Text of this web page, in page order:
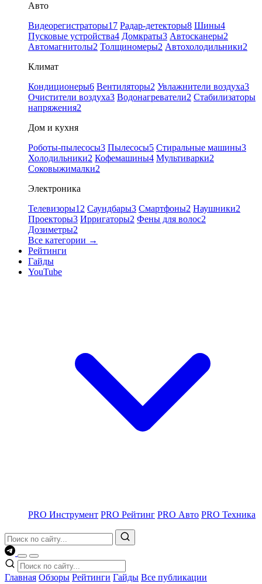
Авто
Видеорегистраторы17 Радар-детекторы8 Шины4
Пусковые устройства4 Домкраты3 Автосканеры2
Автомагнитолы2 Толщиномеры2 Автохолодильники2
Климат
Кондиционеры6 Вентиляторы2 Увлажнители воздуха3
Очистители воздуха3 Водонагреватели2 Стабилизаторы
напряжения2
Дом и кухня
Роботы-пылесосы3 Пылесосы5 Стиральные машины3
Холодильники2 Кофемашины4 Мультиварки2
Соковыжималки2
Электроника
Телевизоры12 Саундбары3 Смартфоны2 Наушники2
Проекторы3 Ирригаторы2 Фены для волос2
Дозиметры2
Все категории →
Рейтинги
Гайды
YouTube
PRO Инструмент PRO Рейтинг PRO Авто PRO Техника
Главная Обзоры Рейтинги Гайды Все публикации